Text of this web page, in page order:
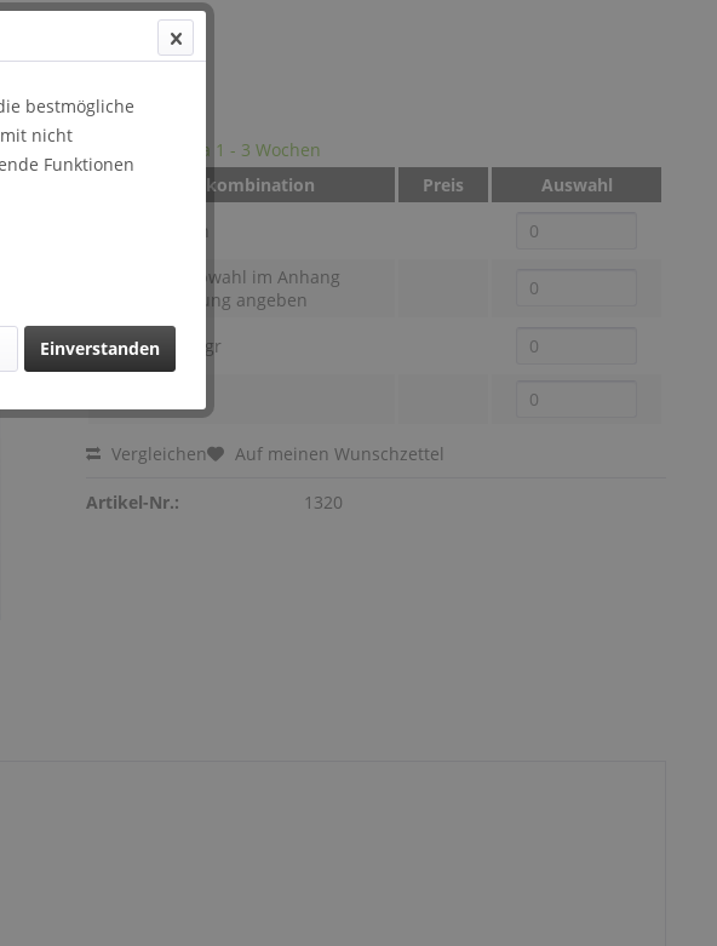
Lieferzeit: ca 1 - 3 Wochen
Farbkombination
Preis
Auswahl
multifarben
eigene Farbwahl im Anhang
der Bestellung angeben
si/vio/hbl/hgr
Vergleichen Auf meinen Wunschzettel
Artikel-Nr.: 1320
bestmögliche
nicht
Funktionen
Einverstanden